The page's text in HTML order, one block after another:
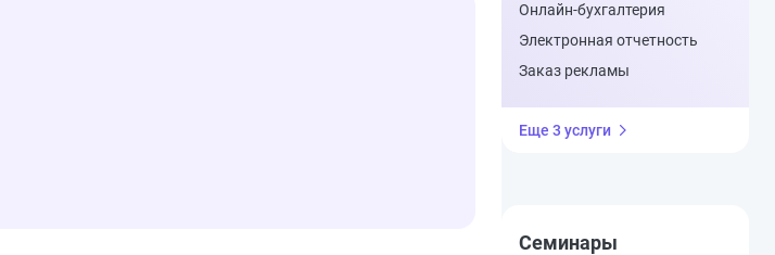
Онлайн-бухгалтерия
Электронная отчетность
Заказ рекламы
Еще 3 услуги
Семинары